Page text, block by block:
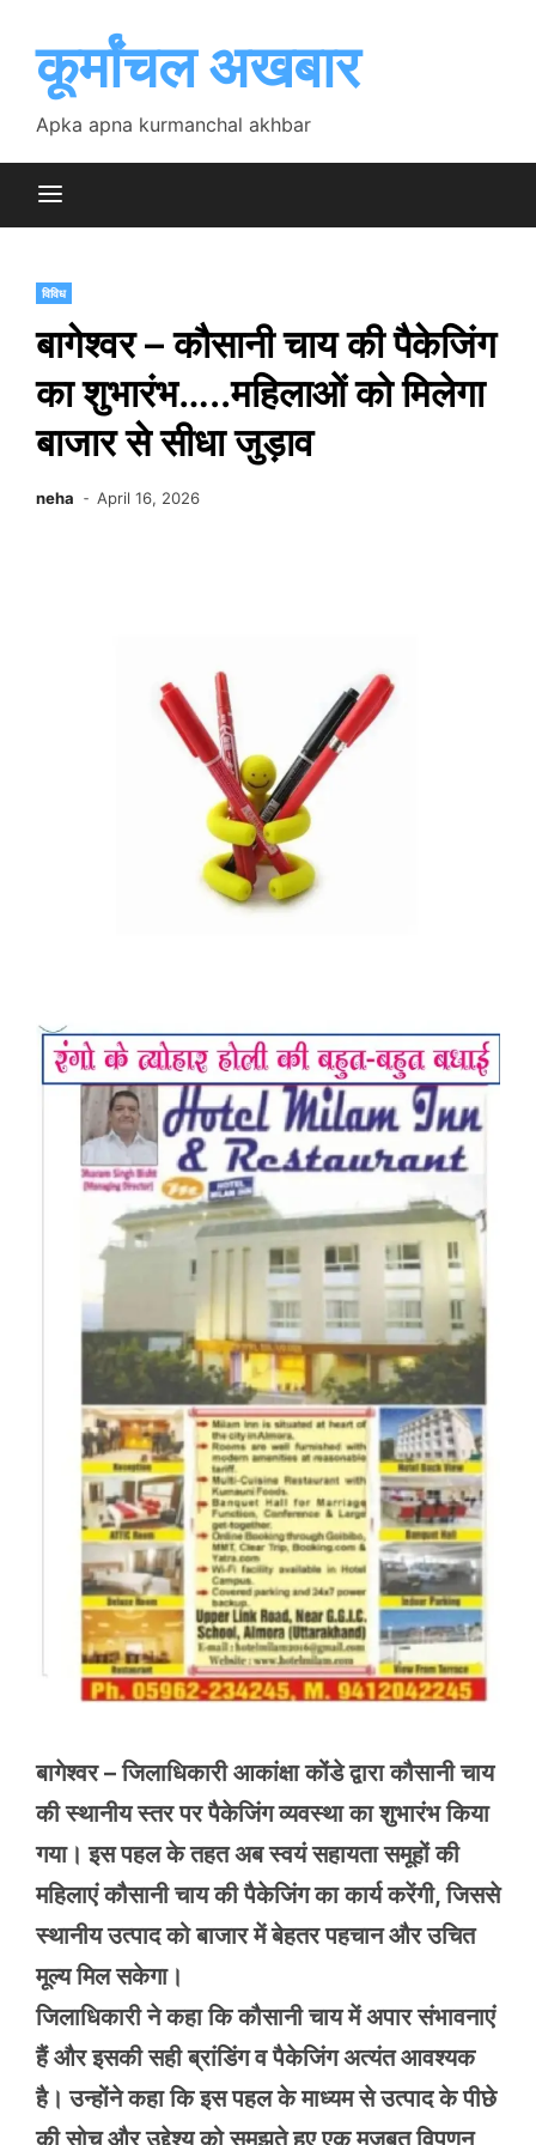
contentकूर्मांचल अखबार
Apka apna kurmanchal akhbar
विविध
बागेश्वर – कौसानी चाय की पैकेजिंग
का शुभारंभ…..महिलाओं को मिलेगा
बाजार से सीधा जुड़ाव
neha April 16, 2026
बागेश्वर – जिलाधिकारी आकांक्षा कोंडे द्वारा कौसानी चाय
की स्थानीय स्तर पर पैकेजिंग व्यवस्था का शुभारंभ किया
गया। इस पहल के तहत अब स्वयं सहायता समूहों की
महिलाएं कौसानी चाय की पैकेजिंग का कार्य करेंगी, जिससे
स्थानीय उत्पाद को बाजार में बेहतर पहचान और उचित
मूल्य मिल सकेगा।
जिलाधिकारी ने कहा कि कौसानी चाय में अपार संभावनाएं
हैं और इसकी सही ब्रांडिंग व पैकेजिंग अत्यंत आवश्यक
है। उन्होंने कहा कि इस पहल के माध्यम से उत्पाद के पीछे
की सोच और उद्देश्य को समझते हुए एक मजबूत विपणन